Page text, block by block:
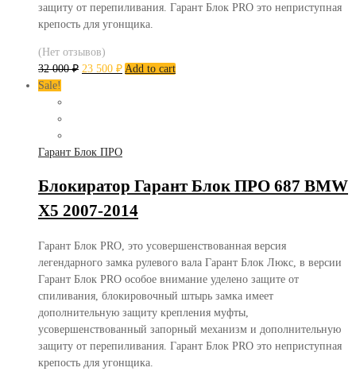
защиту от перепиливания. Гарант Блок PRO это неприступная
крепость для угонщика.
(Нет отзывов)
32 000₽ 23 500 ₽ Add to cart
Sale!
Гарант Блок ПРО
Блокиратор Гарант Блок ПРО 687 BMW
X5 2007-2014
Гарант Блок PRO, это усовершенствованная версия
легендарного замка рулевого вала Гарант Блок Люкс, в версии
Гарант Блок PRO особое внимание уделено защите от
спиливания, блокировочный штырь замка имеет
дополнительную защиту крепления муфты,
усовершенствованный запорный механизм и дополнительную
защиту от перепиливания. Гарант Блок PRO это неприступная
крепость для угонщика.